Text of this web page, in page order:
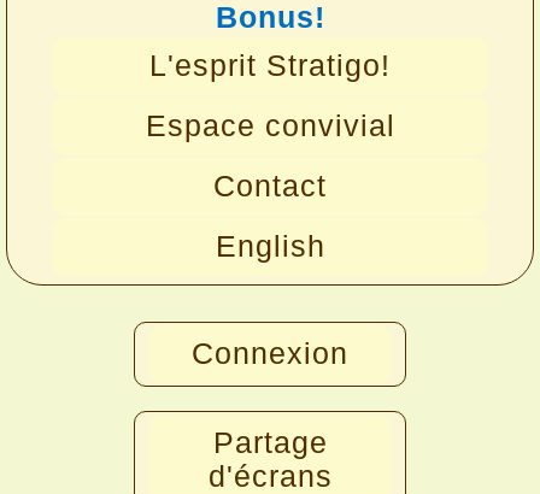
Bonus!
L'esprit Stratigo!
Espace convivial
Contact
English
Connexion
Partage
d'écrans